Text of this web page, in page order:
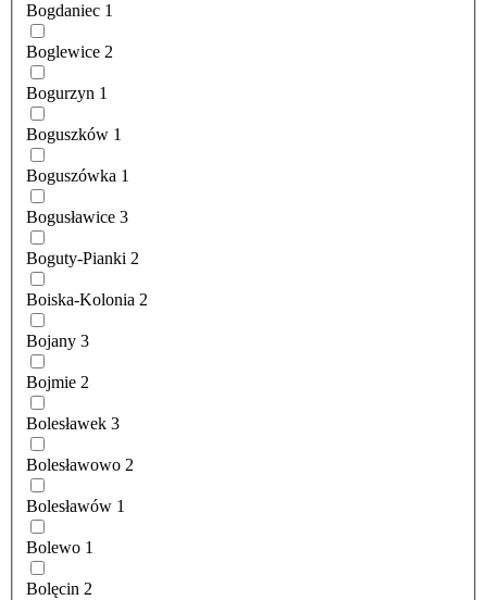
Bogdaniec 1
Boglewice 2
Bogurzyn 1
Boguszków 1
Boguszówka 1
Bogusławice 3
Boguty-Pianki 2
Boiska-Kolonia 2
Bojany 3
Bojmie 2
Bolesławek 3
Bolesławowo 2
Bolesławów 1
Bolewo 1
Bolęcin 2